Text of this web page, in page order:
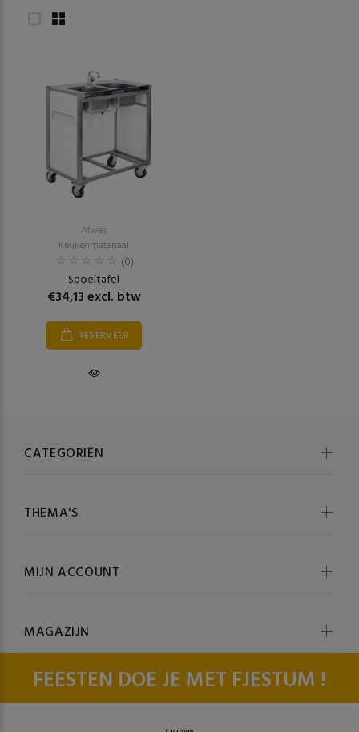
Afwas
Keukenmateriaal
(0)
Spoeltafel
€34,13 excl. btw
RESERVEER
FEESTEN DOE JE MET FJESTUM !
CATEGORIËN
THEMA'S
MIJN ACCOUNT
MAGAZIJN